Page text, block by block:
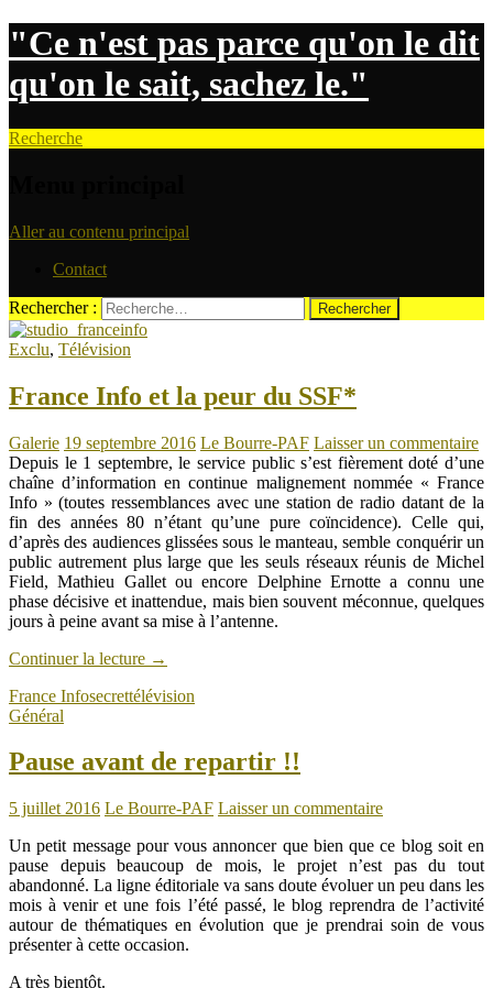
"Ce n'est pas parce qu'on le dit
qu'on le sait, sachez le."
Recherche
Aller au contenu principal
Contact
Rechercher :
Exclu, Télévision
France Info et la peur du SSF*
Galerie 19 septembre 2016 Le Bourre-PAF Laisser un commentaire
Depuis le 1 septembre, le service public s’est fièrement doté d’une
chaîne d’information en continue malignement nommée « France
Info » (toutes ressemblances avec une station de radio datant de la
fin des années 80 n’étant qu’une pure coïncidence). Celle qui,
d’après des audiences glissées sous le manteau, semble conquérir un
public autrement plus large que les seuls réseaux réunis de Michel
Field, Mathieu Gallet ou encore Delphine Ernotte a connu une
phase décisive et inattendue, mais bien souvent méconnue, quelques
jours à peine avant sa mise à l’antenne.
Continuer la lecture →
France Infosecrettélévision
Général
Pause avant de repartir !!
5 juillet 2016 Le Bourre-PAF Laisser un commentaire
Un petit message pour vous annoncer que bien que ce blog soit en
pause depuis beaucoup de mois, le projet n’est pas du tout
abandonné. La ligne éditoriale va sans doute évoluer un peu dans les
mois à venir et une fois l’été passé, le blog reprendra de l’activité
autour de thématiques en évolution que je prendrai soin de vous
présenter à cette occasion.
A très bientôt.